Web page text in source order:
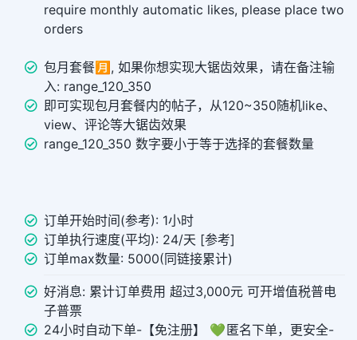
require monthly automatic likes, please place two
orders
包月套餐🈷️, 如果你想实现大锯齿效果，请在备注输
入: range_120_350
即可实现包月套餐内的帖子，从120~350随机like、
view、评论等大锯齿效果
range_120_350 数字要小于等于选择的套餐数量
订单开始时间(参考): 1小时
订单执行速度(平均): 24/天 [参考]
订单max数量: 5000(同链接累计)
好消息: 累计订单费用 超过3,000元 可开增值税普电
子普票
24小时自动下单-【免注册】 💚 匿名下单，更安全-